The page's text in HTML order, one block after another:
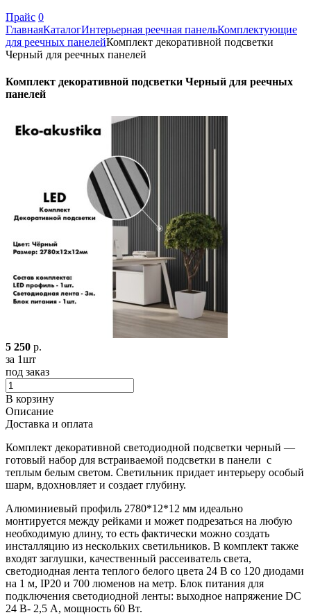
Прайс 0
ГлавнаяКаталогИнтерьерная реечная панельКомплектующие
для реечных панелейКомплект декоративной подсветки
Черный для реечных панелей
Комплект декоративной подсветки Черный для реечных
панелей
5 250 р.
за 1шт
под заказ
В корзину
Описание
Доставка и оплата
Комплект декоративной светодиодной подсветки черный —
готовый набор для встраиваемой подсветки в панели с
теплым белым светом. Светильник придает интерьеру особый
шарм, вдохновляет и создает глубину.
Алюминиевый профиль 2780*12*12 мм идеально
монтируется между рейками и может подрезаться на любую
необходимую длину, то есть фактически можно создать
инсталляцию из нескольких светильников. В комплект также
входят заглушки, качественный рассеиватель света,
светодиодная лента теплого белого цвета 24 В со 120 диодами
на 1 м, IP20 и 700 люменов на метр. Блок питания для
подключения светодиодной ленты: выходное напряжение DC
24 В- 2,5 А, мощность 60 Вт.